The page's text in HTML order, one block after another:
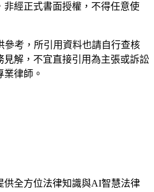
經正式書面授權，不得任意使
考，所引用資料也請自行查核
解，不宜直接引用為主張或訴訟
律師。
供全方位法律知識與AI智慧法律